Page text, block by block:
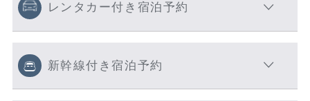
レンタカー付き宿泊予約
新幹線付き宿泊予約